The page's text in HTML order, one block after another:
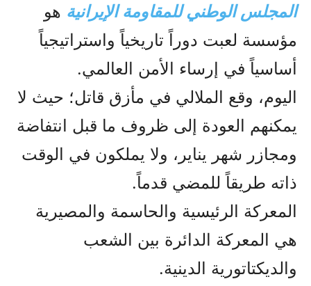
المجلس الوطني للمقاومة الإيرانية هو
مؤسسة لعبت دوراً تاريخياً واستراتيجياً
أساسياً في إرساء الأمن العالمي.
اليوم، وقع الملالي في مأزق قاتل؛ حيث لا
يمكنهم العودة إلى ظروف ما قبل انتفاضة
ومجازر شهر يناير، ولا يملكون في الوقت
ذاته طريقاً للمضي قدماً.
المعركة الرئيسية والحاسمة والمصيرية
هي المعركة الدائرة بين الشعب
والديكتاتورية الدينية.